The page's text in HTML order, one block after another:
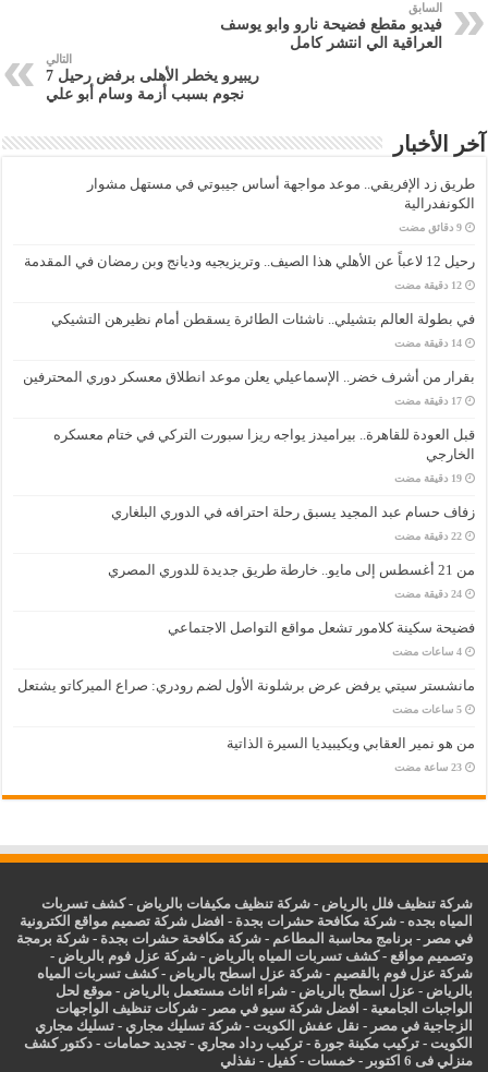
السابق
فيديو مقطع فضيحة نارو وابو يوسف
العراقية الي انتشر كامل
التالي
ريبيرو يخطر الأهلى برفض رحيل 7
نجوم بسبب أزمة وسام أبو علي
آخر الأخبار
طريق زد الإفريقي.. موعد مواجهة أساس جيبوتي في مستهل مشوار
الكونفدرالية
‏9 دقائق مضت
رحيل 12 لاعباً عن الأهلي هذا الصيف.. وتريزيجيه وديانج وبن رمضان في المقدمة
‏12 دقيقة مضت
في بطولة العالم بتشيلي.. ناشئات الطائرة يسقطن أمام نظيرهن التشيكي
‏14 دقيقة مضت
بقرار من أشرف خضر.. الإسماعيلي يعلن موعد انطلاق معسكر دوري المحترفين
‏17 دقيقة مضت
قبل العودة للقاهرة.. بيراميدز يواجه ريزا سبورت التركي في ختام معسكره
الخارجي
‏19 دقيقة مضت
زفاف حسام عبد المجيد يسبق رحلة احترافه في الدوري البلغاري
‏22 دقيقة مضت
من 21 أغسطس إلى مايو.. خارطة طريق جديدة للدوري المصري
‏24 دقيقة مضت
فضيحة سكينة كلامور تشعل مواقع التواصل الاجتماعي
‏4 ساعات مضت
مانشستر سيتي يرفض عرض برشلونة الأول لضم رودري: صراع الميركاتو يشتعل
‏5 ساعات مضت
من هو نمير العقابي ويكيبيديا السيرة الذاتية
‏23 ساعة مضت
شركة تنظيف فلل بالرياض -شركة تنظيف مكيفات بالرياض -كشف تسربات
المياه بجده -شركة مكافحة حشرات بجدة - افضل شركة تصميم مواقع الكترونية
في مصر - برنامج محاسبة المطاعم -شركة مكافحة حشرات بجدة -شركة برمجة
وتصميم مواقع -كشف تسربات المياه بالرياض -شركة عزل فوم بالرياض -
شركة عزل فوم بالقصيم -شركة عزل اسطح بالرياض -كشف تسربات المياه
بالرياض - عزل اسطح بالرياض -شراء اثاث مستعمل بالرياض - موقع لحل
الواجبات الجامعية - افضل شركة سيو في مصر -شركات تنظيف الواجهات
الزجاجية في مصر - نقل عفش الكويت -شركة تسليك مجاري -تسليك مجاري
الكويت -تركيب مكينة جورة -تركيب رداد مجاري -تجديد حمامات -دكتور كشف
منزلي فى 6 اكتوبر
-خمسات -كفيل - نفذلي